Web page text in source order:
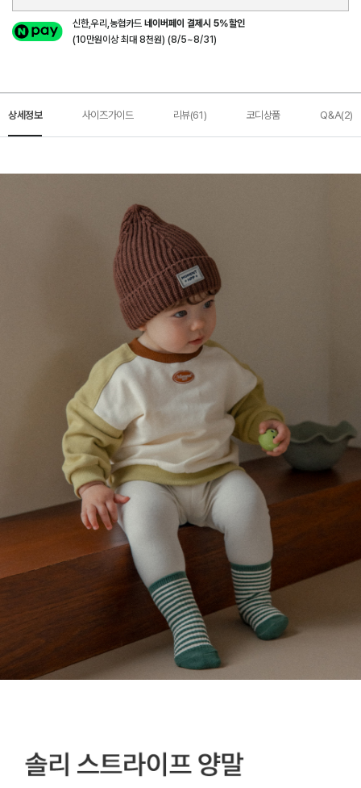
신한,우리,농협카드네이버페이 결제시 5%할인
(10만원이상 최대 8천원) (8/5~8/31)
상세정보 사이즈가이드 리뷰(61) 코디상품 Q&A(2)